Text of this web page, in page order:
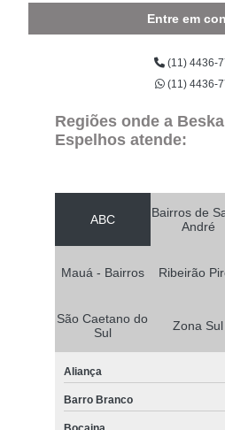
Entre em
(11) 4436-
(11) 4436-
Regiões onde a
Espelhos atende:
ABC
Bairros de
André
Mauá - Bairros Ribeirão
São Caetano do
Sul
Zona Sul
Aliança
Barro Branco